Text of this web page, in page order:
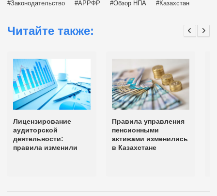
Законодательство АРРФР Обзор НПА Казахстан
Читайте также:
Лицензирование
аудиторской
деятельности:
правила изменили
Правила управления
пенсионными
активами изменились
в Казахстане